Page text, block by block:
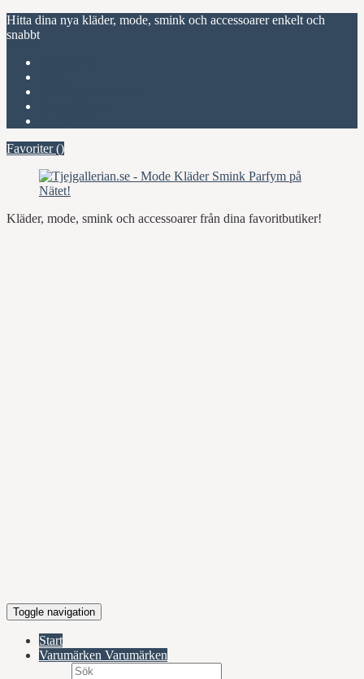
Hitta dina nya kläder, mode, smink och accessoarer enkelt och
snabbt
Favoriter ()
Kläder, mode, smink och accessoarer från dina favoritbutiker!
Toggle navigation
Start
Varumärken Varumärken